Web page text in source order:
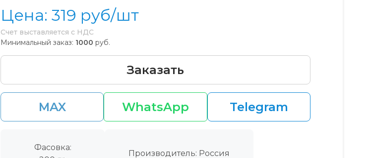
Цена: 319 руб/шт
Счет выставляется с НДС
Минимальный заказ: 1000 руб.
Заказать
MAX WhatsApp Telegram
Фасовка:
Производитель: Россия